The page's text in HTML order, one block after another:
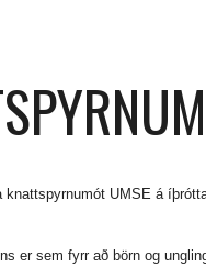
knattspyrnumót UMSE á
er sem fyrr að börn og